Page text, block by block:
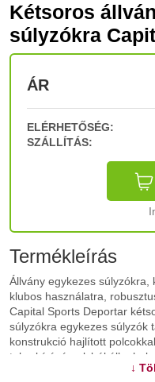
Kétsoros
súlyzókra
ÁR
ELÉRHETŐSÉG:
SZÁLLÍTÁS:
Termékleírás
Állvány egykezes
klubos használatra,
Capital Sports Deportar
súlyzókra egykezes súlyzók
konstrukció hajlított
teherbírású polcból áll, ahol
hogy a súlyzók kezelése a
↓